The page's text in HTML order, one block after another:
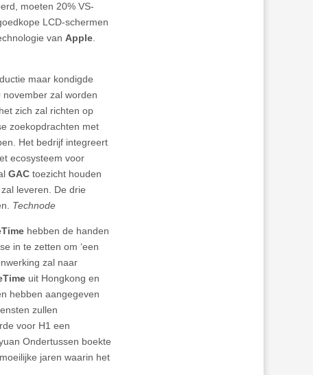
moeten 20% VS-
LCD-schermen
van Apple.
maar kondigde
zal worden
zich zal richten op
zoekopdrachten met
Het bedrijf integreert
ecosysteem voor
GAC toezicht houden
leveren. De drie
Technode
hebben de handen
in te zetten om ‘een
zal naar
uit Hongkong en
hebben aangegeven
zullen
voor H1 een
Ondertussen boekte
jaren waarin het